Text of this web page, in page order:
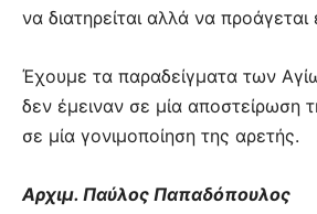
να διατηρείται αλλά να προάγεται
Έχουμε τα παραδείγματα των
δεν έμειναν σε μία αποστείρωση
σε μία γονιμοποίηση της αρετής.
Αρχιμ. Παύλος Παπαδόπουλος